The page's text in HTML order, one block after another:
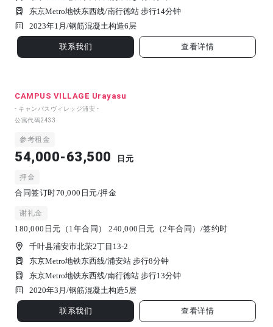
东京Metro地铁东西线/南行德站 步行14分钟
2023年1月/钢筋混凝土构造6 层
联系我们 查看详情
CAMPUS VILLAGE Urayasu
- キャンパスヴィレッジ浦安 -
公寓代码2433
参考租金
54,000-63,500 日元
押金
合同签订时70,000日元/押金
谢礼金
180,000日元（1年合同） 240,000日元（2年合同）/签约时
千叶县浦安市北荣2丁目13-2
东京Metro地铁东西线/浦安站 步行8分钟
东京Metro地铁东西线/南行德站 步行13分钟
2020年3月/钢筋混凝土构造5 层
联系我们 查看详情